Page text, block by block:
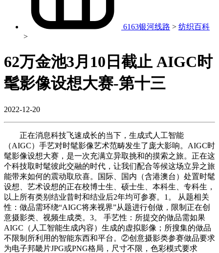
6163银河线路 > 纺织百科
>
62万金池3月10日截止 AIGC时
髦影像设想大赛-第十三
2022-12-20
正在消息科技飞速成长的当下，生成式人工智能
（AIGC）手艺对时髦影像艺术范畴发生了庞大影响。AIGC时
髦影像设想大赛，是一次充满立异取挑和的摸索之旅。正在这
个科技取时髦彼此交融的时代，让我们配合等候这场立异之旅
能带来如何的震动取欣喜。国际、国内（含港澳台）处置时髦
设想、艺术设想的正在校博士生、硕士生、本科生、专科生，
以上所有类别结业昔时和结业后2年均可参赛。1。 从题相关
性：做品需环绕“AIGC将来视界”从题进行创做，限制正在创
意摄影类、视频生成类。3。 手艺性：所提交的做品需如果
AIGC（人工智能生成内容）生成的虚拟影像；所搜集的做品
不限制所利用的智能东西和平台。②创意摄影类参赛做品要求
为电子邦畿片JPG或PNG格局，尺寸不限，色彩模式要求